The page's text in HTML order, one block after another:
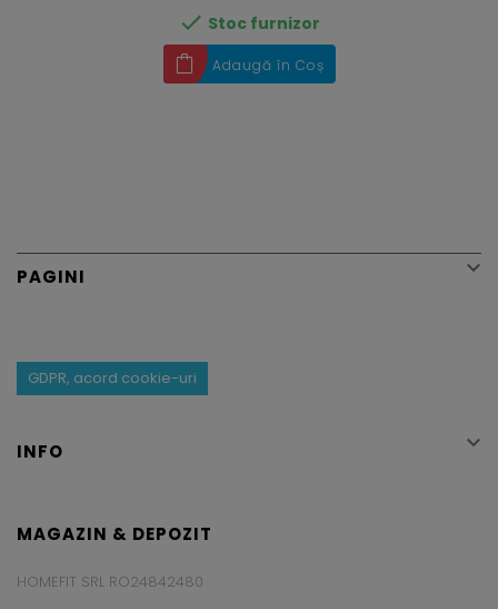
 Stoc furnizor
Adaugă în Coș
PAGINI 
GDPR, acord cookie-uri
INFO 
MAGAZIN & DEPOZIT
HOMEFIT SRL RO24842480